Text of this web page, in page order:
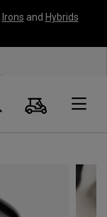
Irons and Hybrids
Panier